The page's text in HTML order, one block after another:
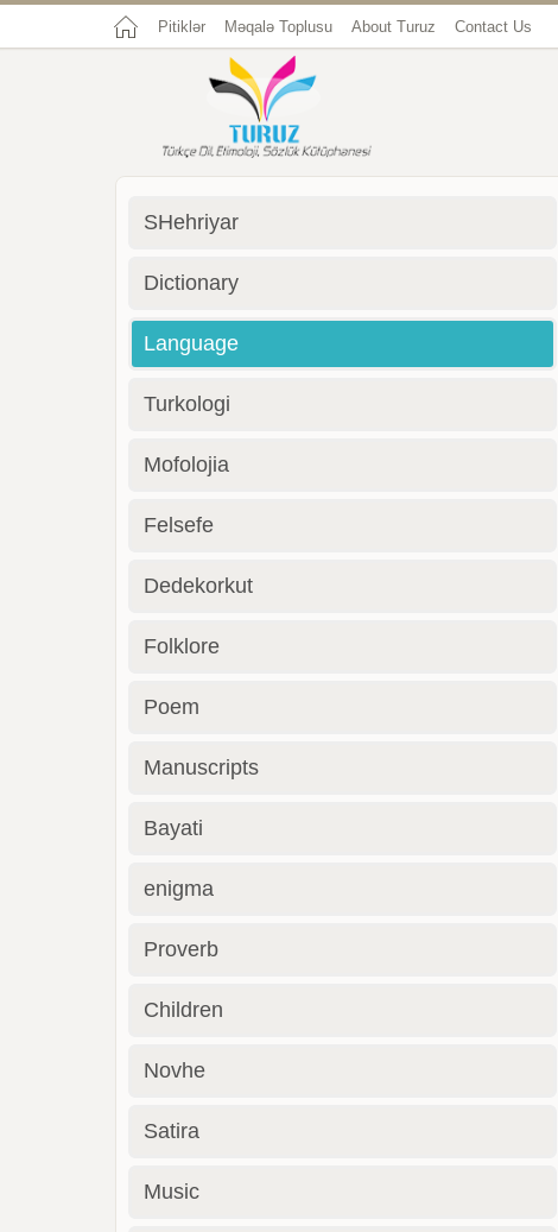
Pitiklər Məqalə Toplusu About Turuz Contact Us
SHehriyar
Dictionary
Language
Turkologi
Mofolojia
Felsefe
Dedekorkut
Folklore
Poem
Manuscripts
Bayati
enigma
Proverb
Children
Novhe
Satira
Music